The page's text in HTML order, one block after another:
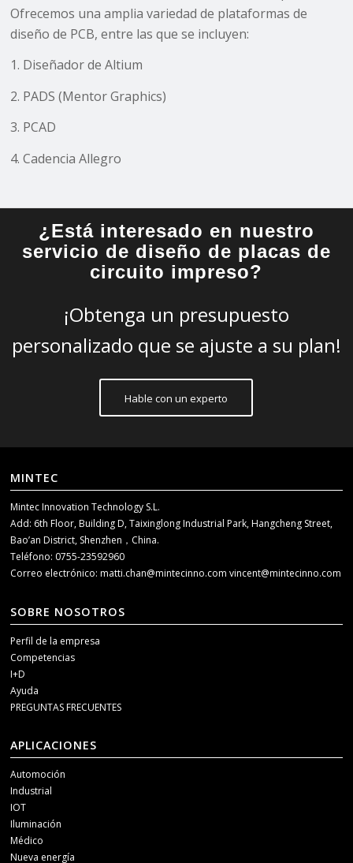
Ofrecemos una amplia variedad de plataformas de
diseño de PCB, entre las que se incluyen:
1. Diseñador de Altium
2. PADS (Mentor Graphics)
3. PCAD
4. Cadencia Allegro
¿Está interesado en nuestro
servicio de diseño de placas de
circuito impreso?
¡Obtenga un presupuesto
personalizado que se ajuste a su plan!
Hable con un experto
MINTEC
Mintec Innovation Technology S.L.
Add: 6th Floor, Building D, Taixinglong Industrial Park, Hangcheng Street,
Bao’an District, Shenzhen，China.
Teléfono: 0755-23592960
Correo electrónico:matti.chan@mintecinno.comvincent@mintecinno.com
SOBRE NOSOTROS
Perfil de la empresa
Competencias
I+D
Ayuda
PREGUNTAS FRECUENTES
APLICACIONES
Automoción
Industrial
IOT
Iluminación
Médico
Nueva energía